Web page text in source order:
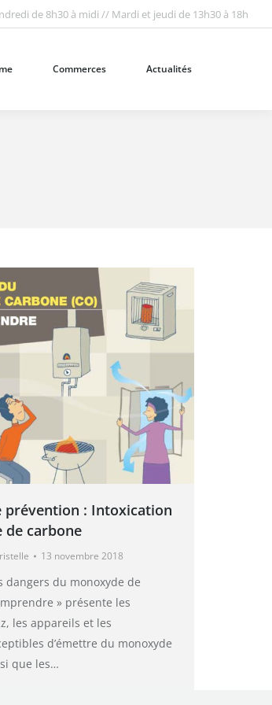
de 8h30 à midi // Mardi et jeudi de 13h30 à 18h
Commerces Actualités
prévention : Intoxication
de carbone
13 novembre 2018
dangers du monoxyde de
» présente les
les appareils et les
d’émettre du monoxyde
que les…